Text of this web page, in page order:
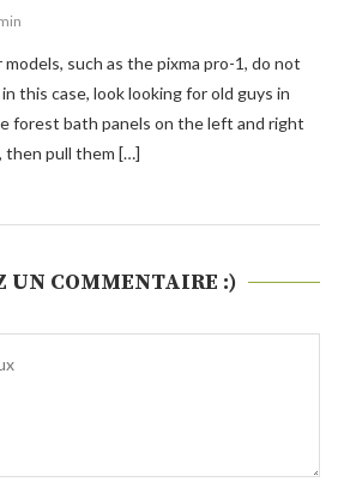
such as the pixma pro-1, do not
this case, look looking for old guys in
forest bath panels on the left and right
then pull them […]
UN COMMENTAIRE :)